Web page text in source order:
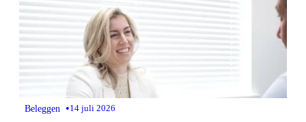
Beleggen •14 juli 2026